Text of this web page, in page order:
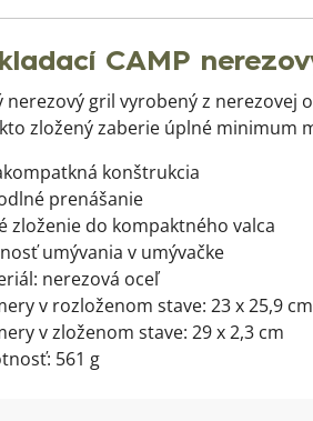
CAMP
nerezový gril vyrobený z
zložený zaberie úplné minimum
konštrukcia
prenášanie
zloženie do kompaktného valca
umývania v umývačke
nerezová oceľ
v rozloženom stave: 23 x 25,9 cm
v zloženom stave: 29 x 2,3 cm
561 g